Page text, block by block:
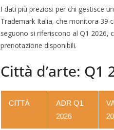
I dati più preziosi per chi gestisce
Trademark Italia, che monitora 39
seguono si riferiscono al Q1 2026,
prenotazione disponibili.
Città d’arte: Q1
CITTÀ
ADR Q1
2026